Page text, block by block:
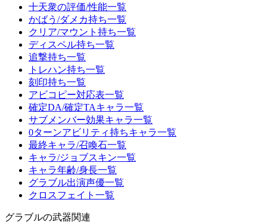
十天衆の評価/性能一覧
かばう/ダメカ持ち一覧
クリア/マウント持ち一覧
ディスペル持ち一覧
追撃持ち一覧
トレハン持ち一覧
刻印持ち一覧
アビコピー対応表一覧
確定DA/確定TAキャラ一覧
サブメンバー効果キャラ一覧
0ターンアビリティ持ちキャラ一覧
最終キャラ/召喚石一覧
キャラ/ジョブスキン一覧
キャラ年齢/身長一覧
グラブル出演声優一覧
クロスフェイト一覧
グラブルの武器関連